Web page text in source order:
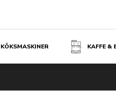
KÖKSMASKINER KAFFE &